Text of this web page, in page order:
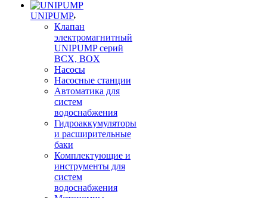
UNIPUMP
Клапан
электромагнитный
UNIPUMP серий
BCX, BOX
Насосы
Насосные станции
Автоматика для
систем
водоснабжения
Гидроаккумуляторы
и расширительные
баки
Комплектующие и
инструменты для
систем
водоснабжения